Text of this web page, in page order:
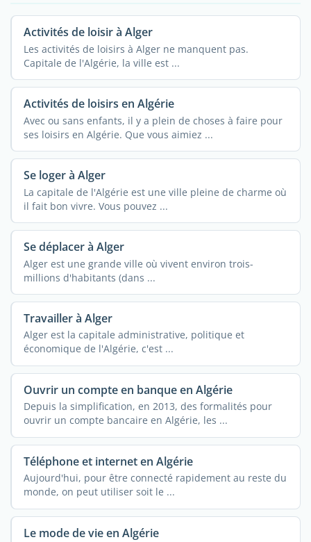
Activités de loisir à Alger
Les activités de loisirs à Alger ne manquent pas.
Capitale de l'Algérie, la ville est ...
Activités de loisirs en Algérie
Avec ou sans enfants, il y a plein de choses à faire pour
ses loisirs en Algérie. Que vous aimiez ...
Se loger à Alger
La capitale de l'Algérie est une ville pleine de charme où
il fait bon vivre. Vous pouvez ...
Se déplacer à Alger
Alger est une grande ville où vivent environ trois-
millions d'habitants (dans ...
Travailler à Alger
Alger est la capitale administrative, politique et
économique de l'Algérie, c'est ...
Ouvrir un compte en banque en Algérie
Depuis la simplification, en 2013, des formalités pour
ouvrir un compte bancaire en Algérie, les ...
Téléphone et internet en Algérie
Aujourd'hui, pour être connecté rapidement au reste du
monde, on peut utiliser soit le ...
Le mode de vie en Algérie